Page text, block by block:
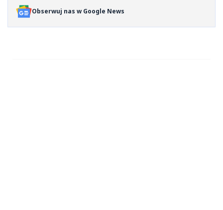
Obserwuj nas w Google News